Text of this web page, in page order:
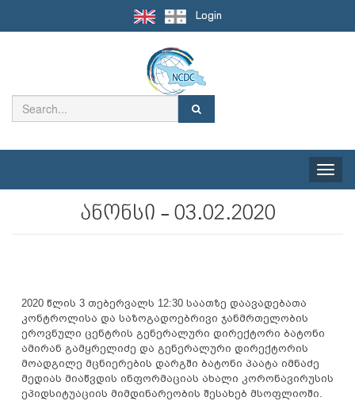
Login
Toggle
ანონსი - 03.02.2020
2020 წლის 3 თებერვალს 12:30 საათზე დაავადებათა
კონტროლისა და საზოგადოებრივი ჯანმრთელობის
ეროვნული ცენტრის გენერალური დირექტორი ბატონი
ამირან გამყრელიძე და გენერალური დირექტორის
მოადგილე მცნიერების დარგში ბატონი პაატა იმნაძე
მედიას მიაწვდის ინფორმაციას ახალი კორონავირუსის
ეპიდსიტუაციის მიმდინარეობის შესახებ მსოფლიოში.